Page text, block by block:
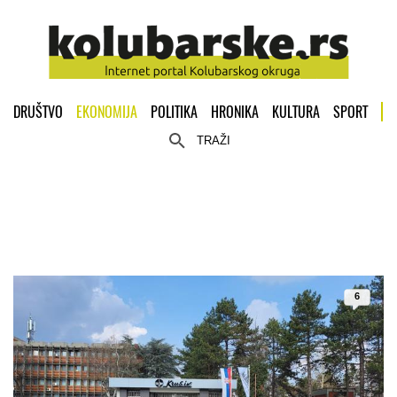
DRUŠTVO EKONOMIJA POLITIKA HRONIKA KULTURA SPORT
TRAŽI
6